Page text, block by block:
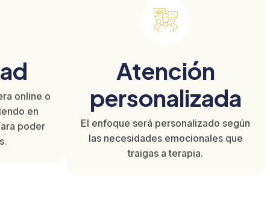
online o
en
poder
Atención
personalizada
El enfoque será personalizado según
las necesidades emocionales que
traigas a terapia.